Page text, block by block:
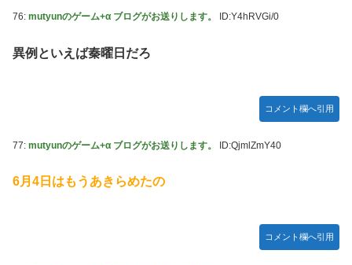
76: mutyunのゲーム+α ブログがお送りします。 ID:Y4hRVGi/0
異例といえば秦曜日だろ
コメント欄へ引用
77: mutyunのゲーム+α ブログがお送りします。 ID:QjmlZmY40
6月4日はもうあきらめたの
コメント欄へ引用